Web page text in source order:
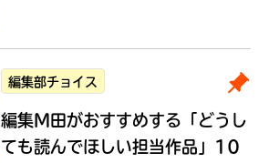
編集部チョイス
編集M田がおすすめする 「どうし
ても読んでほしい担当作品」10